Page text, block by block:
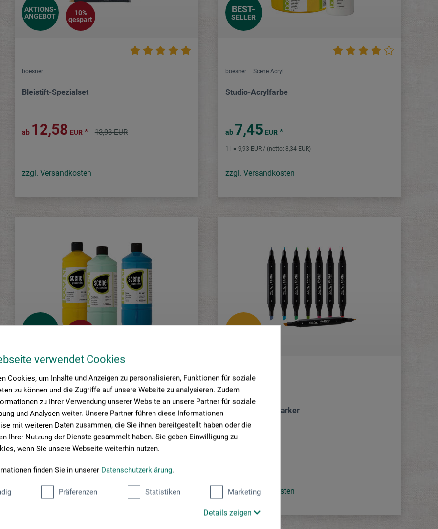
verwendet Cookies
Cookies, um Inhalte und Anzeigen zu personalisieren, Funktionen für soziale
zu können und die Zugriffe auf unsere Website zu analysieren. Zudem
zu Ihrer Verwendung unserer Website an unsere Partner für soziale
und Analysen weiter. Unsere Partner führen diese Informationen
mit weiteren Daten zusammen, die Sie ihnen bereitgestellt haben oder die
Ihrer Nutzung der Dienste gesammelt haben. Sie geben Einwilligung zu
wenn Sie unsere Webseite weiterhin nutzen.
finden Sie in unserer Datenschutzerklärung.
Präferenzen Statistiken Marketing
Details zeigen
AKTIONS-
ANGEBOT
10%
gespart
boesner
Bleistift-Spezialset
ab 12,58 EUR * 13,98 EUR
zzgl. Versandkosten
BEST-
SELLER
boesner – Scene Acryl
Studio-Acrylfarbe
ab 7,45 EUR *
1 l = 9,93 EUR / (netto: 8,34 EUR)
zzgl. Versandkosten
AKTIONS-
boesner
Scene Gouache
ab3,92 EUR * 4,25 EUR
1 l = 3,92 EUR / (netto: 3,29 EUR)
zzgl. Versandkosten
Toki
Fader Layout Marker
zzgl. Versandkosten